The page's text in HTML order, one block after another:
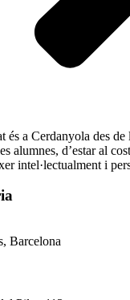
és a Cerdanyola des de
alumnes, d’estar al
intel·lectualment i
Barcelona